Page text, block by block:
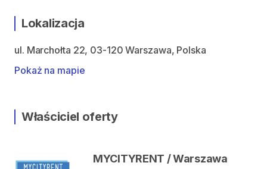
Lokalizacja
ul. Marchołta 22, 03-120 Warszawa, Polska
Pokaż na mapie
Właściciel oferty
MYCITYRENT / Warszawa